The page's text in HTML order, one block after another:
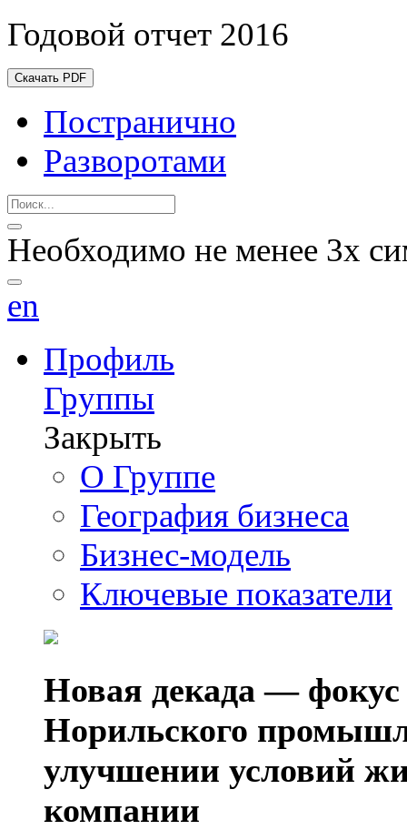
Годовой отчет 2016
Скачать PDF
Постранично
Разворотами
Необходимо не менее 3х
en
Профиль
Группы
Закрыть
О Группе
География бизнеса
Бизнес-модель
Ключевые показатели
Новая декада — фокус
Норильского
улучшении условий
компании